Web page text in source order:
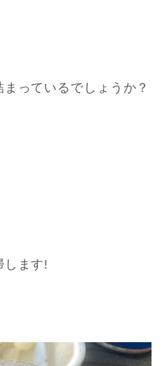
っているでしょうか？
します!